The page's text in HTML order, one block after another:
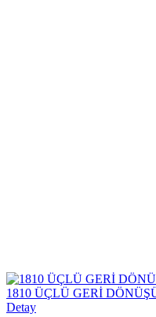
1810 ÜÇLÜ GERİ
Detay